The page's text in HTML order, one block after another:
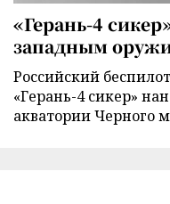
«Герань-4
западным
Российский
«Герань-4 сикер»
акватории Черного